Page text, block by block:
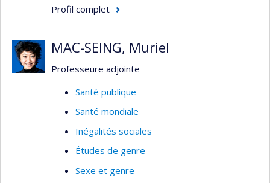
participation du patient et du citoyen.
Profil complet
MAC-SEING, Muriel
Professeure adjointe
Santé publique
Santé mondiale
Inégalités sociales
Études de genre
Sexe et genre